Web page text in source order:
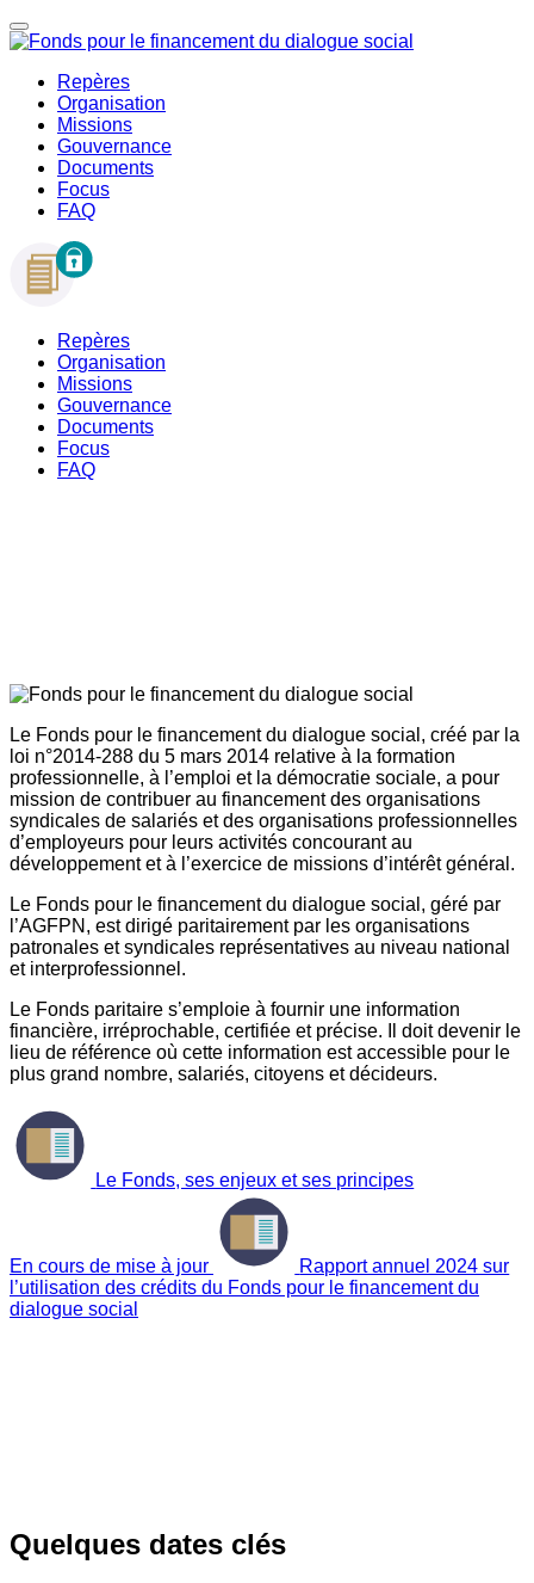
Repères
Organisation
Missions
Gouvernance
Documents
Focus
FAQ
Repères
Organisation
Missions
Gouvernance
Documents
Focus
FAQ
Le Fonds pour le financement du dialogue social, créé par la
loi n°2014-288 du 5 mars 2014 relative à la formation
professionnelle, à l’emploi et la démocratie sociale, a pour
mission de contribuer au financement des organisations
syndicales de salariés et des organisations professionnelles
d’employeurs pour leurs activités concourant au
développement et à l’exercice de missions d’intérêt général.
Le Fonds pour le financement du dialogue social, géré par
l’AGFPN, est dirigé paritairement par les organisations
patronales et syndicales représentatives au niveau national
et interprofessionnel.
Le Fonds paritaire s’emploie à fournir une information
financière, irréprochable, certifiée et précise. Il doit devenir le
lieu de référence où cette information est accessible pour le
plus grand nombre, salariés, citoyens et décideurs.
Le Fonds, ses enjeux et ses principes
En cours de mise à jour
Rapport annuel 2024 sur
l’utilisation des crédits du Fonds pour le financement du
dialogue social
Quelques dates clés